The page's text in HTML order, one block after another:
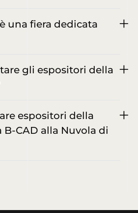
una fiera dedicata
gli espositori della
espositori della
B-CAD alla Nuvola di